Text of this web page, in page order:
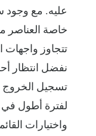
عليه. مع وجود
خاصة العناصر
تتجاوز
نفضل انتظار
تسجيل الخروج
لفترة أطول في
واختيارات